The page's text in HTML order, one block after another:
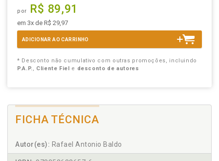
por R$ 89,91
em 3x de R$ 29,97
ADICIONAR AO CARRINHO
* Desconto não cumulativo com outras promoções, incluindo
P.A.P., Cliente Fiel e desconto de autores
FICHA TÉCNICA
Autor(es): Rafael Antonio Baldo